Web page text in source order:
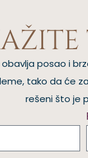
posao i
tako da će
rešeni što je